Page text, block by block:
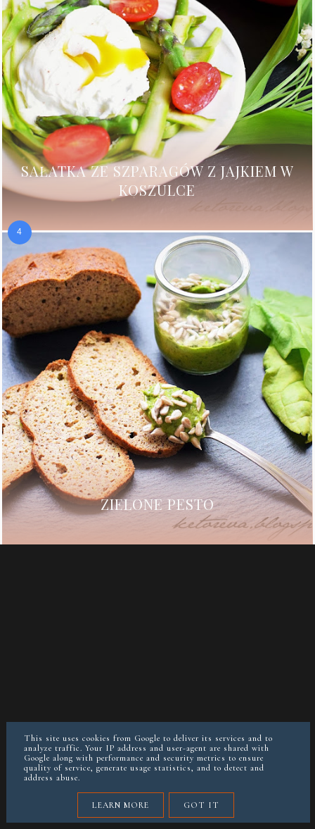
SAŁATKA ZE SZPARAGÓW Z JAJKIEM W
KOSZULCE
ZIELONE PESTO
This site uses cookies from Google to deliver its services and to
analyze traffic. Your IP address and user-agent are shared with
Google along with performance and security metrics to ensure
quality of service, generate usage statistics, and to detect and
address abuse.
LEARN MORE GOT IT